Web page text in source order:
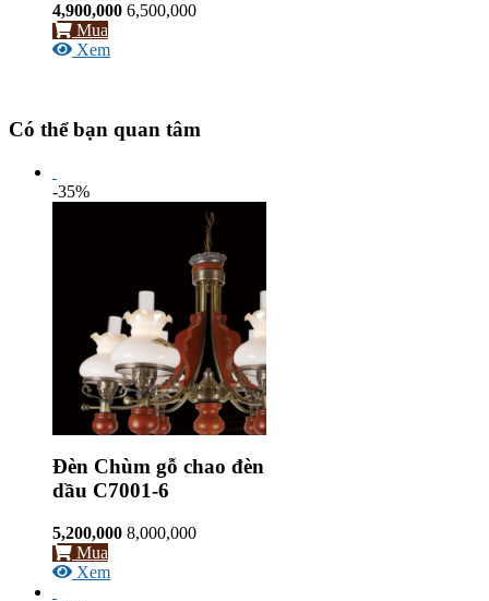
4,900,000 6,500,000
Mua
Xem
Có thể bạn quan tâm
-35%
Đèn Chùm gỗ chao đèn
dầu C7001-6
5,200,000 8,000,000
Mua
Xem